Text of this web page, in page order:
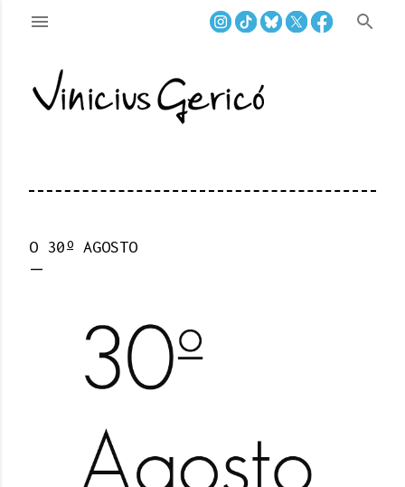
Pular para o conteúdo principal
O 30º AGOSTO